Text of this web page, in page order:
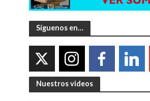
Síguenos en…
Nuestros videos